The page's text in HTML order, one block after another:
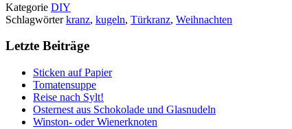
Kategorie DIY
Schlagwörterkranz, kugeln, Türkranz, Weihnachten
Letzte Beiträge
Sticken auf Papier
Tomatensuppe
Reise nach Sylt!
Osternest aus Schokolade und Glasnudeln
Winston- oder Wienerknoten